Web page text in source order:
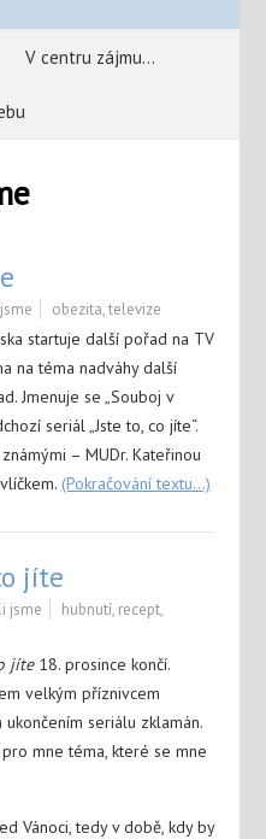
V centru zájmu…
obezita,televize
startuje další pořad na TV
na téma nadváhy další
Jmenuje se „Souboj v
seriál „Jste to, co jíte“.
– MUDr. Kateřinou
(Pokračování textu…)
jíte
jsme hubnutí, recept,
jíte 18. prosince končí.
velkým příznivcem
ukončením seriálu zklamán.
mne téma, které se mne
Vánoci, tedy v době, kdy by